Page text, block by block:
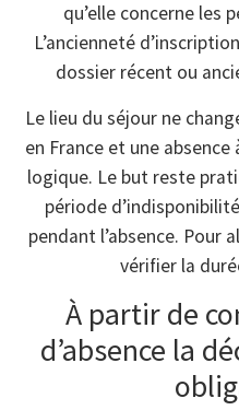
qu’elle concerne les
L’ancienneté
dossier récent ou
Le lieu du séjour ne
en France et une
logique. Le but reste
période
pendant l’absence. Pour
vérifier la
À partir de
d’absence la